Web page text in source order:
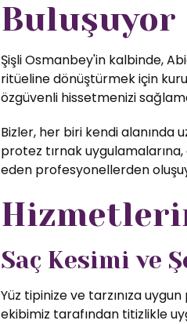
Buluşuyor
Şişli Osmanbey'in kalbinde,
ritüeline dönüştürmek için
özgüvenli hissetmenizi
Bizler, her biri kendi alanında
protez tırnak
eden profesyonellerden
Saç Kesimi ve
Yüz tipinize ve tarzınıza
ekibimiz tarafından titizlikle